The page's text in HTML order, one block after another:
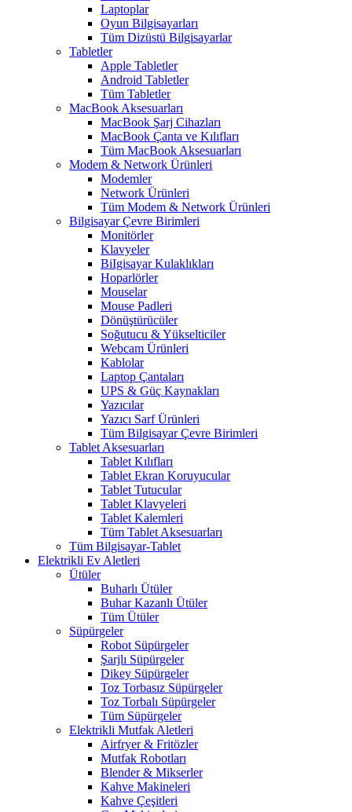
Laptoplar
Oyun Bilgisayarları
Tüm Dizüstü Bilgisayarlar
Tabletler
Apple Tabletler
Android Tabletler
Tüm Tabletler
MacBook Aksesuarları
MacBook Şarj Cihazları
MacBook Çanta ve Kılıfları
Tüm MacBook Aksesuarları
Modem & Network Ürünleri
Modemler
Network Ürünleri
Tüm Modem & Network Ürünleri
Bilgisayar Çevre Birimleri
Monitörler
Klavyeler
BiIgisayar Kulaklıkları
Hoparlörler
Mouselar
Mouse Padleri
Dönüştürücüler
Soğutucu & Yükselticiler
Webcam Ürünleri
Kablolar
Laptop Çantaları
UPS & Güç Kaynakları
Yazıcılar
Yazıcı Sarf Ürünleri
Tüm Bilgisayar Çevre Birimleri
Tablet Aksesuarları
Tablet Kılıfları
Tablet Ekran Koruyucular
Tablet Tutucular
Tablet Klavyeleri
Tablet Kalemleri
Tüm Tablet Aksesuarları
Tüm Bilgisayar-Tablet
Elektrikli Ev Aletleri
Ütüler
Buharlı Ütüler
Buhar Kazanlı Ütüler
Tüm Ütüler
Süpürgeler
Robot Süpürgeler
Şarjlı Süpürgeler
Dikey Süpürgeler
Toz Torbasız Süpürgeler
Toz Torbalı Süpürgeler
Tüm Süpürgeler
Elektrikli Mutfak Aletleri
Airfryer & Fritözler
Mutfak Robotları
Blender & Mikserler
Kahve Makineleri
Kahve Çeşitleri